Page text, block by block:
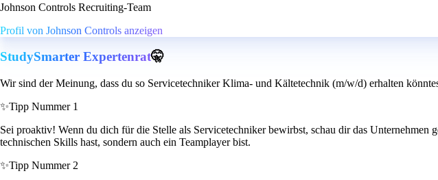
Johnson Controls Recruiting-Team
Profil von Johnson Controls anzeigen
StudySmarter Expertenrat🤫
Wir sind der Meinung, dass du so Servicetechniker Klima- und Kältetechnik (m/w/d) erhalten
✨Tipp Nummer 1
Sei proaktiv! Wenn du dich für die Stelle als Servicetechniker bewirbst, schau dir das
technischen Skills hast, sondern auch ein Teamplayer bist.
✨Tipp Nummer 2